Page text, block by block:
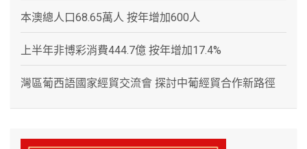
本澳總人口68.65萬人 按年增加600人
上半年非博彩消費444.7億 按年增加17.4%
灣區葡西語國家經貿交流會 探討中葡經貿合作新路徑